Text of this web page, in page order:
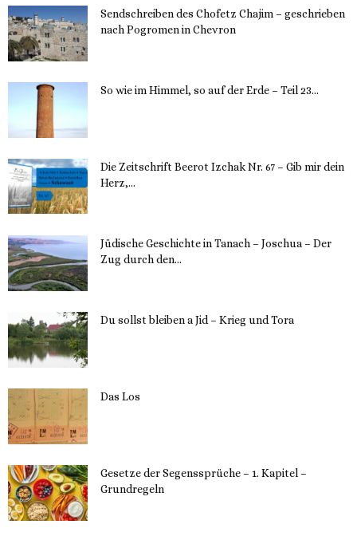
Sendschreiben des Chofetz Chajim – geschrieben
nach Pogromen in Chevron
So wie im Himmel, so auf der Erde – Teil 23...
Die Zeitschrift Beerot Izchak Nr. 67 – Gib mir dein
Herz,...
Jüdische Geschichte in Tanach – Joschua – Der
Zug durch den...
Du sollst bleiben a Jid – Krieg und Tora
Das Los
Gesetze der Segenssprüche – 1. Kapitel –
Grundregeln